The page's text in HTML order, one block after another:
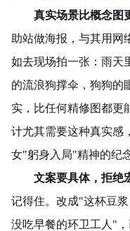
真实场景比概念图
助站做海报，与其用网
如去现场拍一张：雨天
的流浪狗撑伞，狗狗的
实，比任何精修图都更
计尤其需要这种真实感
女"躬身入局"精神的纪
文案要具体，拒绝
记得住。改成"这杯豆
没吃早餐的环卫工人"